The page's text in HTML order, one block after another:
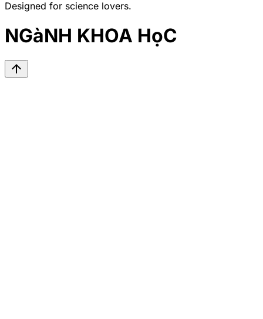
Designed for science lovers.
NGàNH KHOA HọC
arrow_upward